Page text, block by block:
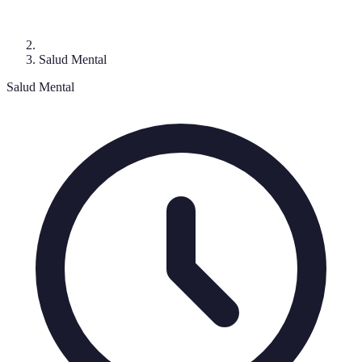
Salud Mental
Salud Mental